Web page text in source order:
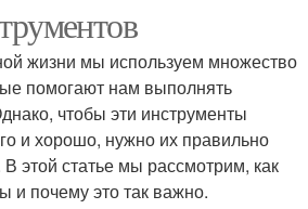
жизни мы используем множество
помогают нам выполнять
чтобы эти инструменты
и хорошо, нужно их правильно
В этой статье мы рассмотрим, как
и почему это так важно.